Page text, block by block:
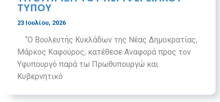
ΤΎΠΟΥ
23 Ιουλίου, 2026
“Ο Βουλευτής Κυκλάδων της Νέας Δημοκρατίας,
Μάρκος Καφούρος, κατέθεσε Αναφορά προς τον
Υφυπουργό παρά τω Πρωθυπουργώ και
Κυβερνητικό